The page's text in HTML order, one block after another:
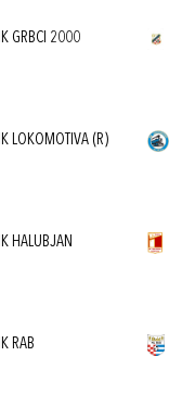
GRBCI 2000
LOKOMOTIVA (R)
HALUBJAN
RAB